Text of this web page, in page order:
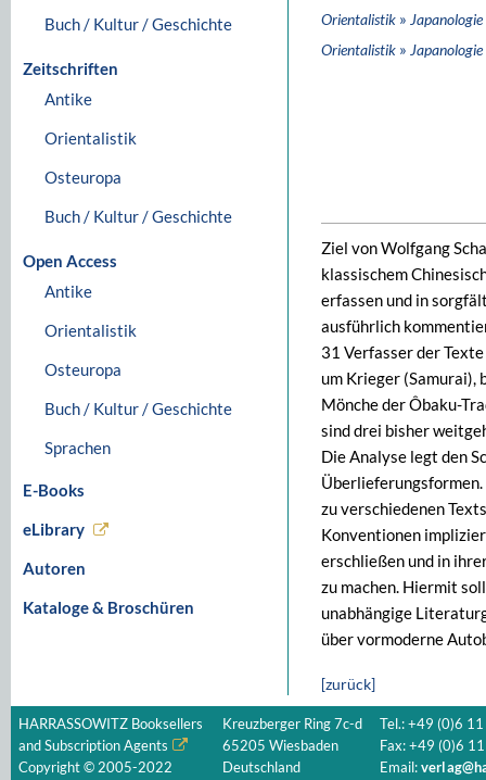
Buch / Kultur / Geschichte
Zeitschriften
Antike
Orientalistik
Osteuropa
Buch / Kultur / Geschichte
Open Access
Antike
Orientalistik
Osteuropa
Buch / Kultur / Geschichte
Sprachen
E-Books
eLibrary
Autoren
Kataloge & Broschüren
Orientalistik » Japanologie
Orientalistik » Japanologie
Ziel von Wolfgang
klassischem
erfassen und in
ausführlich
31 Verfasser der
um Krieger (Samurai),
Mönche der Ôbaku-
sind drei bisher
Die Analyse legt den
zu verschiedenen
Konventionen
erschließen und in
zu machen. Hiermit
unabhängige
über vormoderne
[zurück]
HARRASSOWITZ Booksellers
and Subscription Agents
Copyright © 2005-2022
Kreuzberger Ring 7c-d
65205 Wiesbaden
Deutschland
Tel.: +49 (0)6
Fax: +49 (0)6
Email: